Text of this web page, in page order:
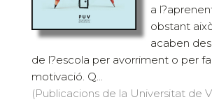
a
obstant
acaben
de l?escola per avorriment o per
motivació. Q...
(Publicacions de la Universitat de